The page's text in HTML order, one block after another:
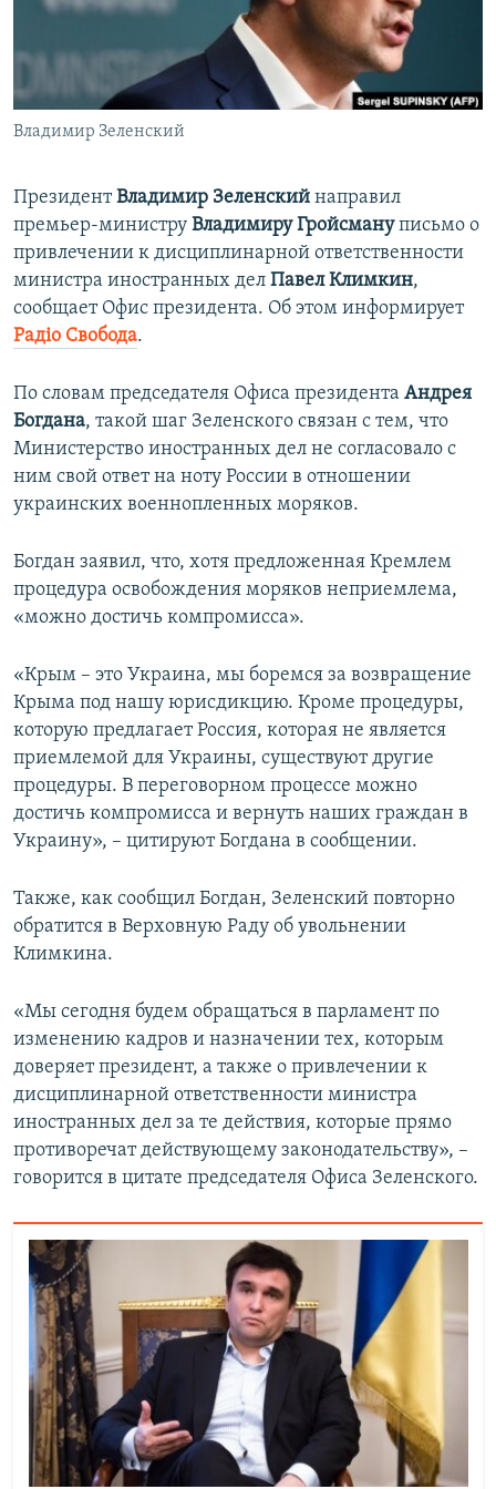
КРЫМ.НЕПОКОРЕННЫЙ
УКРАИНСКАЯ ПРОБЛЕМА КРЫМА
ПРИСОЕДИНЯЙТЕСЬ!
Владимир Зеленский
ПрезидентВладимир Зеленский направил
премьер-министру Владимиру Гройсмануписьмо о
привлечении к дисциплинарной ответственности
министра иностранных дел Павел Климкин,
сообщает Офис президента. Об этом информирует
Радіо Свобода.
По словам председателя Офиса президента Андрея
Богдана, такой шаг Зеленского связан с тем, что
Министерство иностранных дел не согласовало с
ним свой ответ на ноту России в отношении
украинских военнопленных моряков.
Богдан заявил, что, хотя предложенная Кремлем
процедура освобождения моряков неприемлема,
«можно достичь компромисса».
«Крым – это Украина, мы боремся за возвращение
Крыма под нашу юрисдикцию. Кроме процедуры,
которую предлагает Россия, которая не является
приемлемой для Украины, существуют другие
процедуры. В переговорном процессе можно
достичь компромисса и вернуть наших граждан в
Украину», – цитируют Богдана в сообщении.
Также, как сообщил Богдан, Зеленский повторно
обратится в Верховную Раду об увольнении
Климкина.
«Мы сегодня будем обращаться в парламент по
изменению кадров и назначении тех, которым
доверяет президент, а также о привлечении к
дисциплинарной ответственности министра
иностранных дел за те действия, которые прямо
противоречат действующему законодательству», –
говорится в цитате председателя Офиса Зеленского.